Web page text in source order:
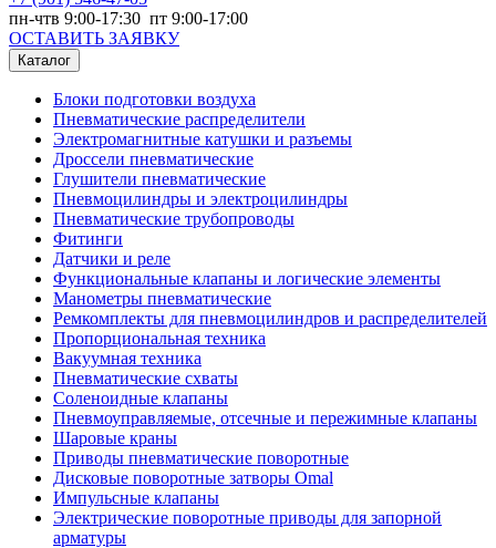
пн-чтв 9:00-17:30 пт 9:00-17:00
ОСТАВИТЬ ЗАЯВКУ
Каталог
Блоки подготовки воздуха
Пневматические распределители
Электромагнитные катушки и разъемы
Дроссели пневматические
Глушители пневматические
Пневмоцилиндры и электроцилиндры
Пневматические трубопроводы
Фитинги
Датчики и реле
Функциональные клапаны и логические элементы
Манометры пневматические
Ремкомплекты для пневмоцилиндров и распределителей
Пропорциональная техника
Вакуумная техника
Пневматические схваты
Соленоидные клапаны
Пневмоуправляемые, отсечные и пережимные клапаны
Шаровые краны
Приводы пневматические поворотные
Дисковые поворотные затворы Omal
Импульсные клапаны
Электрические поворотные приводы для запорной
арматуры